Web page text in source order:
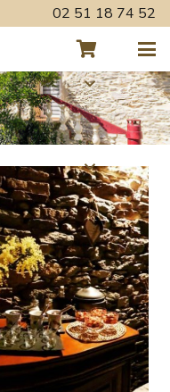
02 51 18 74 52